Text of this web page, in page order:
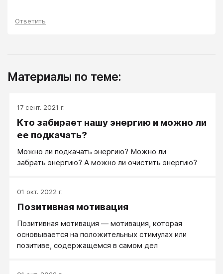
Ответить
Материалы по теме:
17 сент. 2021 г.
Кто забирает нашу энергию и можно ли
ее подкачать?
Можно ли подкачать энергию? Можно ли
забрать энергию? А можно ли очистить энергию?
01 окт. 2022 г.
Позитивная мотивация
Позитивная мотивация — мотивация, которая
основывается на положительных стимулах или
позитиве, содержащемся в самом дел